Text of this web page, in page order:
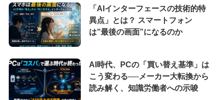
「AIインターフェースの技術的特
異点」とは？ スマートフォン
は”最後の画面”になるのか
AI時代、PCの「買い替え基準」は
こう変わる──メーカー大転換から
読み解く、知識労働者への示唆